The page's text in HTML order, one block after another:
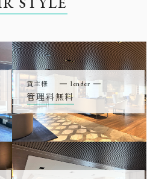
貸主様 lender
管理料無料